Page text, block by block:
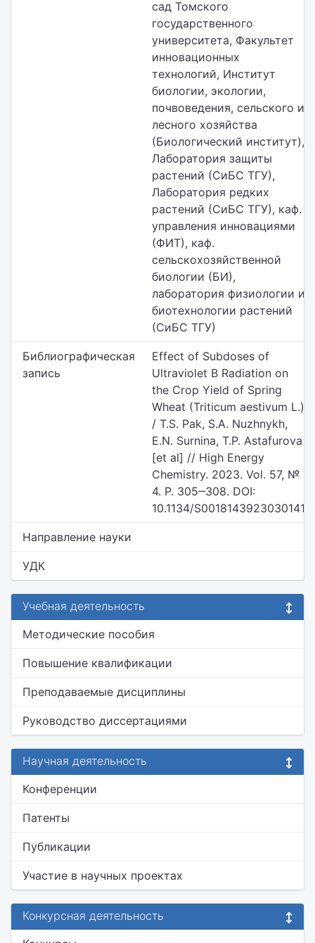
сад Томского
государственного
университета, Факультет
инновационных
технологий, Институт
биологии, экологии,
почвоведения, сельского и
лесного хозяйства
(Биологический институт),
Лаборатория защиты
растений (СиБС ТГУ),
Лаборатория редких
растений (СиБС ТГУ), каф.
управления инновациями
(ФИТ), каф.
сельскохозяйственной
биологии (БИ),
лаборатория физиологии и
биотехнологии растений
(СиБС ТГУ)
Библиографическая
запись
Effect of Subdoses of
Ultraviolet B Radiation on
the Crop Yield of Spring
Wheat (Triticum aestivum L.)
/ T.S. Pak, S.A. Nuzhnykh,
E.N. Surnina, T.P. Astafurova
[et al] // High Energy
Chemistry. 2023. Vol. 57, №
4. P. 305‒308. DOI:
10.1134/S0018143923030141
Направление науки
УДК
Учебная деятельность
Методические пособия
Повышение квалификации
Преподаваемые дисциплины
Руководство диссертациями
Научная деятельность
Конференции
Патенты
Публикации
Участие в научных проектах
Конкурсная деятельность